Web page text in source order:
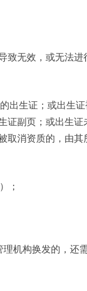
致无效，或无法
出生证；或出生
证副页；或出生
消资质的，由
；
理机构换发的，